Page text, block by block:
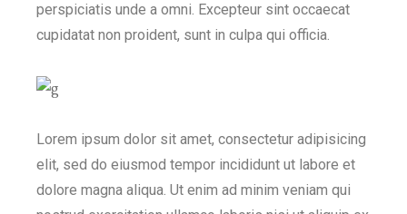
perspiciatis unde a omni. Excepteur sint occaecat
cupidatat non proident, sunt in culpa qui officia.
Lorem ipsum dolor sit amet, consectetur adipisicing
elit, sed do eiusmod tempor incididunt ut labore et
dolore magna aliqua. Ut enim ad minim veniam qui